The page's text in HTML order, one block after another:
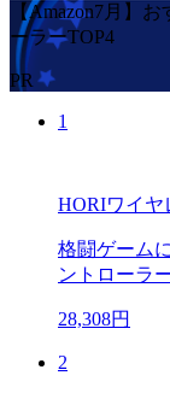
【Amazon7月】
ーラーTOP4
PR
1
HORIワイヤ
格闘ゲーム
ントローラ
28,308円
2